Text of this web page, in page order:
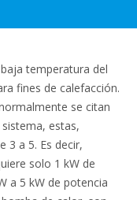
temperatura del
fines de calefacción.
se citan
estas,
3 a 5. Es decir,
solo 1 kW de
a 5 kW de potencia